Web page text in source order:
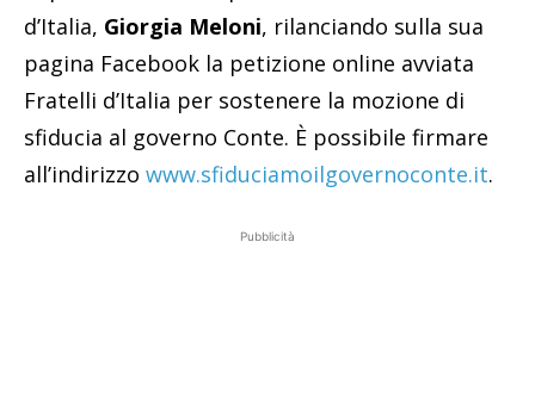
d’Italia, Giorgia Meloni, rilanciando sulla sua
pagina Facebook la petizione online avviata
Fratelli d’Italia per sostenere la mozione di
sfiducia al governo Conte. È possibile firmare
all’indirizzo www.sfiduciamoilgovernoconte.it.
Pubblicità